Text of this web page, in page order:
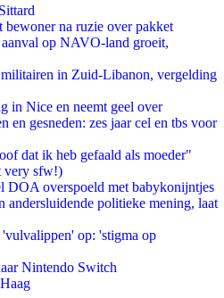
bewoner na ruzie over pakket
op NAVO-land groeit,
in Zuid-Libanon, vergelding
in Nice en neemt geel over
en gesneden: zes jaar cel en tbs voor
dat ik heb gefaald als moeder"
very sfw!)
DOA overspoeld met babykonijntjes
andersluidende politieke mening, laat
op: 'stigma op
Nintendo Switch